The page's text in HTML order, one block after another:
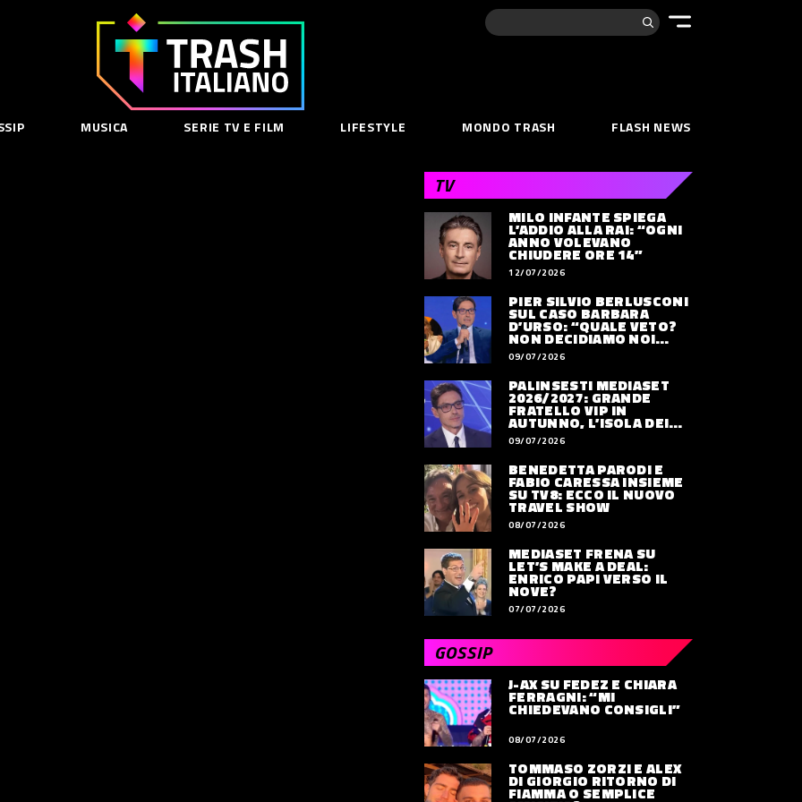
Cerca:
Trash
Italiano
MUSICA SERIE TV E FILM LIFESTYLE MONDO TRASH FLASH NEWS
TV
MILO INFANTE SPIEGA
L’ADDIO ALLA RAI: “OGNI
ANNO VOLEVANO
CHIUDERE ORE 14”
12/07/2026
PIER SILVIO BERLUSCONI
SUL CASO BARBARA
D’URSO: “QUALE VETO?
NON DECIDIAMO NOI
DOVE LAVORERÀ”
09/07/2026
PALINSESTI MEDIASET
2026/2027: GRANDE
FRATELLO VIP IN
AUTUNNO, L’ISOLA DEI
FAMOSI SLITTA AL 2027
09/07/2026
BENEDETTA PARODI E
FABIO CARESSA INSIEME
SU TV8: ECCO IL NUOVO
TRAVEL SHOW
08/07/2026
MEDIASET FRENA SU
LET’S MAKE A DEAL:
ENRICO PAPI VERSO IL
NOVE?
07/07/2026
GOSSIP
J-AX SU FEDEZ E CHIARA
FERRAGNI: “MI
CHIEDEVANO CONSIGLI”
08/07/2026
TOMMASO ZORZI E ALEX
DI GIORGIO RITORNO DI
FIAMMA O SEMPLICE